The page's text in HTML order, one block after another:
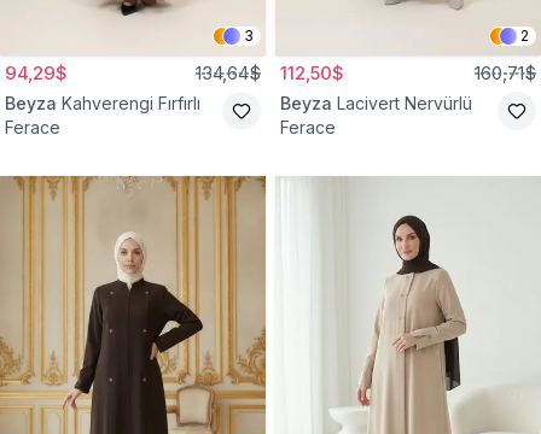
3
94,29$ 134,64$
Beyza Kahverengi Fırfırlı
Ferace
2
112,50$ 160,71$
Beyza Lacivert Nervürlü
Ferace